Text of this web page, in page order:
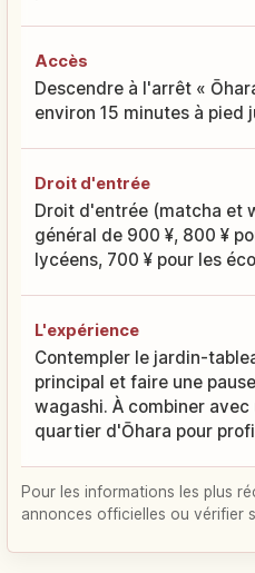
Accès
Descendre à l'arrêt «
environ 15 minutes à pied
Droit d'entrée
Droit d'entrée (matcha et
général de 900 ¥, 800 ¥
lycéens, 700 ¥ pour les
L'expérience
Contempler le jardin-
principal et faire une
wagashi. À combiner
quartier d'Ōhara pour
Pour les informations les plus
annonces officielles ou vérifier